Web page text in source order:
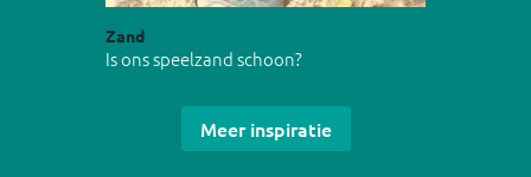
Zand
Is ons speelzand schoon?
Meer inspiratie